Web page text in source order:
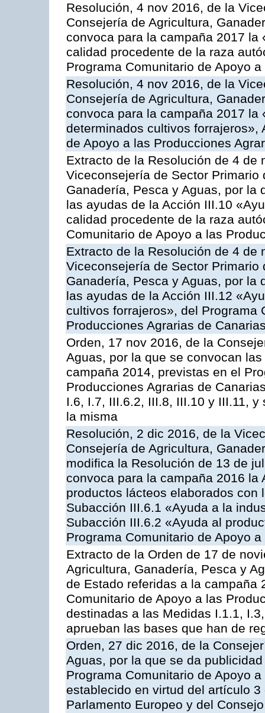
Resolución, 4 nov 2016, de la
Consejería de Agricultura,
convoca para la campaña 2017
calidad procedente de la raza
Programa Comunitario de Apoyo
Resolución, 4 nov 2016, de la
Consejería de Agricultura,
convoca para la campaña 2017 la
determinados cultivos forrajeros»,
de Apoyo a las Producciones
Extracto de la Resolución de 4 de
Viceconsejería de Sector
Ganadería, Pesca y Aguas, por la
las ayudas de la Acción III.10
calidad procedente de la raza
Comunitario de Apoyo a las
Extracto de la Resolución de 4 de
Viceconsejería de Sector
Ganadería, Pesca y Aguas, por la
las ayudas de la Acción III.12
cultivos forrajeros», del Programa
Producciones Agrarias de
Orden, 17 nov 2016, de la
Aguas, por la que se convocan
campaña 2014, previstas en el
Producciones Agrarias de
I.6, I.7, III.6.2, III.8, III.10 y III.11,
la misma
Resolución, 2 dic 2016, de la
Consejería de Agricultura,
modifica la Resolución de 13 de
convoca para la campaña 2016
productos lácteos elaborados
Subacción III.6.1 «Ayuda a la
Subacción III.6.2 «Ayuda al
Programa Comunitario de Apoyo
Extracto de la Orden de 17 de
Agricultura, Ganadería, Pesca y
de Estado referidas a la campaña
Comunitario de Apoyo a las
destinadas a las Medidas I.1.1,
aprueban las bases que han de
Orden, 27 dic 2016, de la
Aguas, por la que se da
Programa Comunitario de Apoyo
establecido en virtud del artículo
Parlamento Europeo y del Consejo